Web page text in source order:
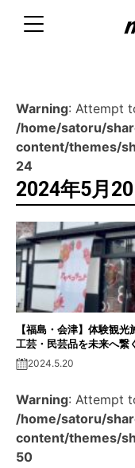
Warning: Attempt
/home/satoru/
content/themes/
24
2024年5月20
【福島・会津】体験観
工芸・民芸品を未来へ繋
2024.5.20
Warning: Attempt
/home/satoru/
content/themes/
50